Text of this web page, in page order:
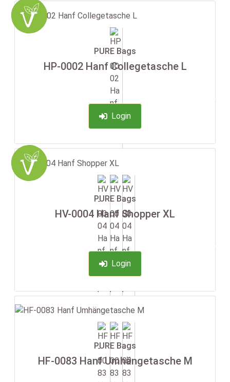
PURE Bags
HP-0002 Hanf Collegetasche L
Login
-35%
PURE Bags
HV-0004 Hanf Shopper XL
Login
-35%
PURE Bags
HF-0083 Hanf Umhängetasche M